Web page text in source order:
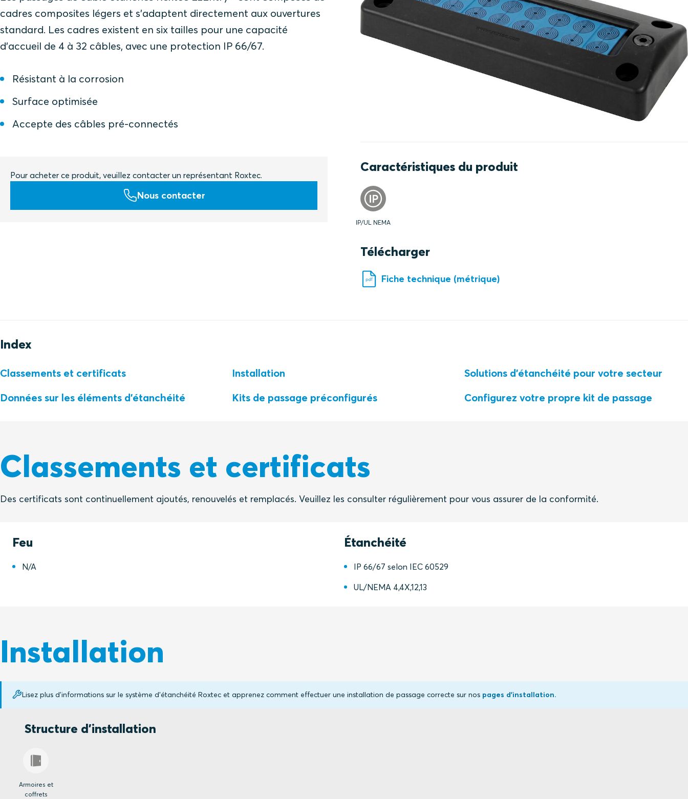
cadres composites légers et s'adaptent directement aux ouvertures
standard. Les cadres existent en six tailles pour une capacité
d'accueil de 4 à 32 câbles, avec une protection IP 66/67.
Résistant à la corrosion
Surface optimisée
Accepte des câbles pré-connectés
Pour acheter ce produit, veuillez contacter un représentant Roxtec.
Nous contacter
Caractéristiques du produit
IP/UL NEMA
Télécharger
Fiche technique (métrique)
Index
Classements et certificats Installation
Solutions d'étanchéité pour votre secteur
Données sur les éléments d'étanchéité
Kits de passage préconfigurés Configurez votre propre kit de passage
Classements et certificats
Des certificats sont continuellement ajoutés, renouvelés et remplacés. Veuillez les consulter régulièrement pour vous assurer de la conformité.
Feu
N/A
Étanchéité
IP 66/67 selon IEC 60529
UL/NEMA 4,4X,12,13
Installation
Lisez plus d'informations sur le système d'étanchéité Roxtec et apprenez comment effectuer une installation de passage correcte sur nos pages d'installation.
Structure d'installation
Armoires et
coffrets